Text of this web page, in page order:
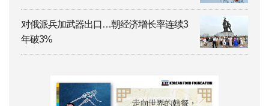
对俄派兵加武器出口…朝经济增长率连续3
年破3%